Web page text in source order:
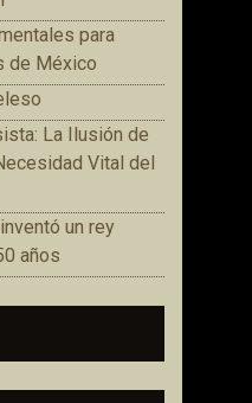
para
de México
La Ilusión de
Vital del
un rey
años